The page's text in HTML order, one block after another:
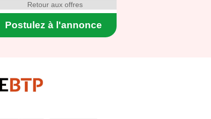
Postulez à l'annonce
Retour aux offres